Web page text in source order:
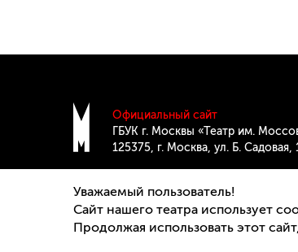
Официальный сайт
ГБУК г. Москвы «Театр им.
125375, г. Москва, ул. Б. Cадовая,
Уважаемый пользователь!
Сайт нашего театра использует
Продолжая использовать этот